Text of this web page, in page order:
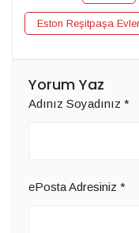
Eston Reşitpaşa
Yorum Yaz
Adınız Soyadınız *
ePosta Adresiniz *